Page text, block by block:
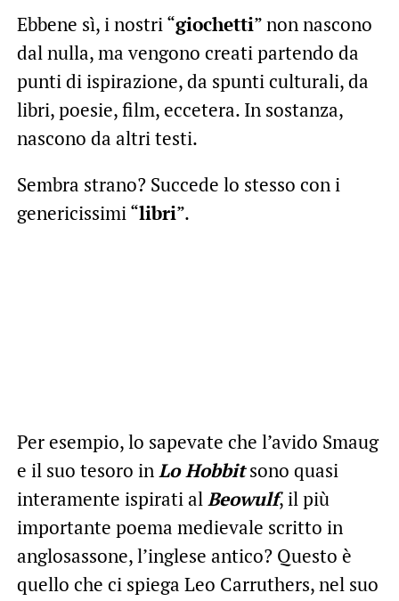
Ebbene sì, i nostri “giochetti” non nascono
dal nulla, ma vengono creati partendo da
punti di ispirazione, da spunti culturali, da
libri, poesie, film, eccetera. In sostanza,
nascono da altri testi.
Sembra strano? Succede lo stesso con i
genericissimi “libri”.
Per esempio, lo sapevate che l’avido Smaug
e il suo tesoro inLo Hobbitsono quasi
interamente ispirati alBeowulf, il più
importante poema medievale scritto in
anglosassone, l’inglese antico? Questo è
quello che ci spiega Leo Carruthers, nel suo